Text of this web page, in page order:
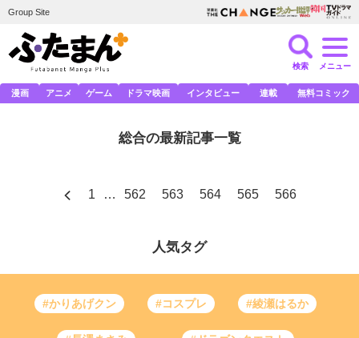
Group Site
検索 メニュー
漫画 アニメ ゲーム ドラマ映画 インタビュー 連載 無料コミック
総合の最新記事一覧
1 … 562 563 564 565 566
人気タグ
#かりあげクン #コスプレ #綾瀬はるか